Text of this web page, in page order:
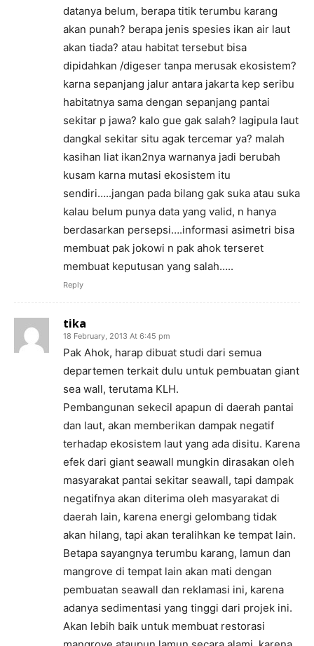
datanya belum, berapa titik terumbu karang
akan punah? berapa jenis spesies ikan air laut
akan tiada? atau habitat tersebut bisa
dipidahkan /digeser tanpa merusak ekosistem?
karna sepanjang jalur antara jakarta kep seribu
habitatnya sama dengan sepanjang pantai
sekitar p jawa? kalo gue gak salah? lagipula laut
dangkal sekitar situ agak tercemar ya? malah
kasihan liat ikan2nya warnanya jadi berubah
kusam karna mutasi ekosistem itu
sendiri…..jangan pada bilang gak suka atau suka
kalau belum punya data yang valid, n hanya
berdasarkan persepsi….informasi asimetri bisa
membuat pak jokowi n pak ahok terseret
membuat keputusan yang salah…..
Reply
tika
18 February, 2013 At 6:45 pm
Pak Ahok, harap dibuat studi dari semua
departemen terkait dulu untuk pembuatan giant
sea wall, terutama KLH.
Pembangunan sekecil apapun di daerah pantai
dan laut, akan memberikan dampak negatif
terhadap ekosistem laut yang ada disitu. Karena
efek dari giant seawall mungkin dirasakan oleh
masyarakat pantai sekitar seawall, tapi dampak
negatifnya akan diterima oleh masyarakat di
daerah lain, karena energi gelombang tidak
akan hilang, tapi akan teralihkan ke tempat lain.
Betapa sayangnya terumbu karang, lamun dan
mangrove di tempat lain akan mati dengan
pembuatan seawall dan reklamasi ini, karena
adanya sedimentasi yang tinggi dari projek ini.
Akan lebih baik untuk membuat restorasi